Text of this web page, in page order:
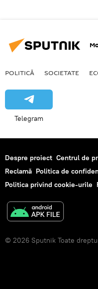
POLITICĂ SOCIETATE
Telegram
Despre proiect Centrul de
Reclamă Politica de
Politica privind cookie-urile
© 2026 Sputnik Toate